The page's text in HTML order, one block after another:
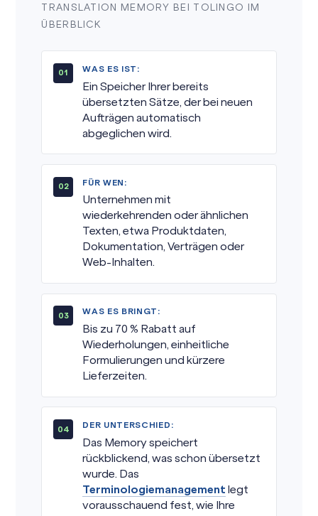
TRANSLATION MEMORY BEI TOLINGO IM
ÜBERBLICK
WAS ES IST:
Ein Speicher Ihrer bereits
übersetzten Sätze, der bei neuen
Aufträgen automatisch
abgeglichen wird.
FÜR WEN:
Unternehmen mit
wiederkehrenden oder ähnlichen
Texten, etwa Produktdaten,
Dokumentation, Verträgen oder
Web-Inhalten.
WAS ES BRINGT:
Bis zu 70 % Rabatt auf
Wiederholungen, einheitliche
Formulierungen und kürzere
Lieferzeiten.
DER UNTERSCHIED:
Das Memory speichert
rückblickend, was schon übersetzt
wurde. Das
Terminologiemanagement legt
vorausschauend fest, wie Ihre